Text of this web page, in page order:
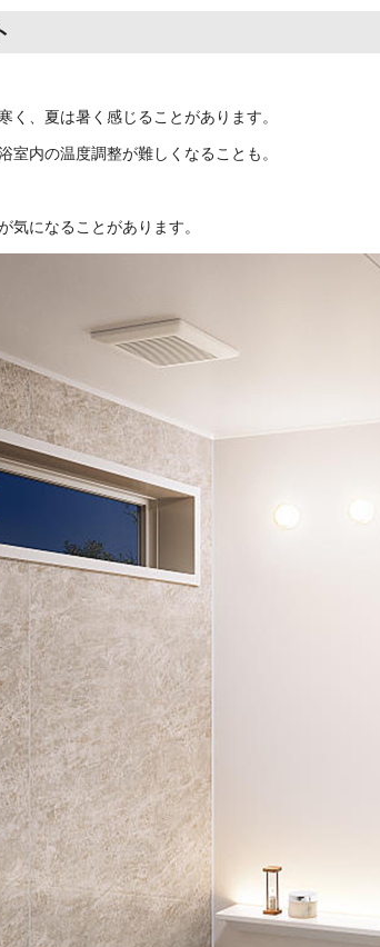
く、夏は暑く感じることがあります。
室内の温度調整が難しくなることも。
気になることがあります。